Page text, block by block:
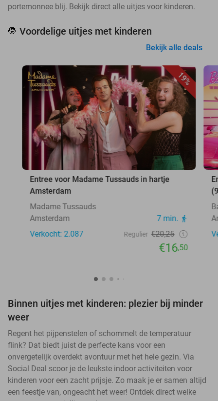
portemonnee blij. Bekijk direct alle uitjes voor kinderen.
🧒 Voordelige uitjes met kinderen
Bekijk alle deals
19%
Entree voor Madame Tussauds in hartje
Amsterdam
Madame Tussauds
Amsterdam
7 min.
Verkocht: 2.087
Regulier €20,25
€16,50
Binnen uitjes met kinderen: plezier bij minder
weer
Regent het pijpenstelen of schommelt de temperatuur
flink? Dat biedt juist de perfecte kans voor een
onvergetelijk overdekt avontuur met het hele gezin. Via
Social Deal scoor je de leukste indoor activiteiten voor
kinderen voor een zacht prijsje. Zo maak je er samen altijd
een feestje van, ongeacht het weer! Ontdek direct welke